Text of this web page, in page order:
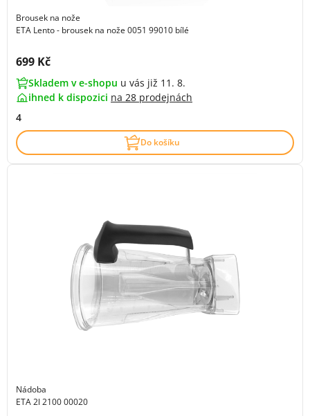
Brousek na nože
ETA Lento - brousek na nože 0051 99010 bílé
Cena s DPH:
699 Kč
Skladem v e-shopu u vás již 11. 8.
ihned k dispozici na 28 prodejnách
4
Do košíku
Nádoba
ETA 2l 2100 00020